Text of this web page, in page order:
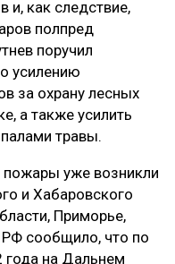
и, как следствие,
полпред
поручил
усилению
за охрану лесных
а также усилить
травы.
пожары уже возникли
и Хабаровского
Приморье,
сообщило, что по
года на Дальнем